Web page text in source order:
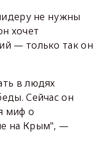
не нужны
хочет
— только так он
в людях
Сейчас он
миф о
на Крым", —